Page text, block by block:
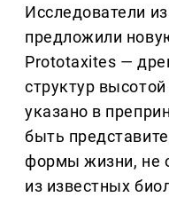
Исследователи
предложили
Prototaxites —
структур
указано в
быть
формы жизни, не
из известных